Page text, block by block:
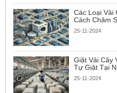
Các Loại Vải
Cách Chăm
25-11-2024
Giặt Vải Cây
Tự Giặt Tại
25-11-2024